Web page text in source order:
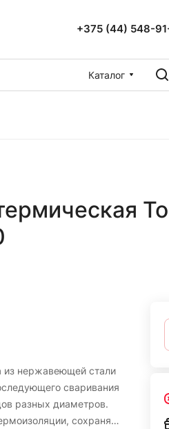
+375 (44) 548-
Каталог
из нержавеющей стали
сваривания
разных диаметров.
сохраняет